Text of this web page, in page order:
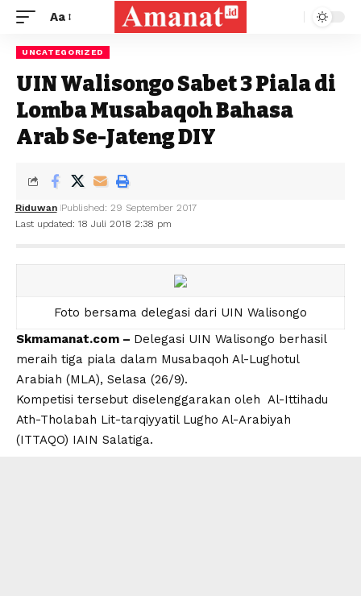
Aa
UNCATEGORIZED
UIN Walisongo Sabet 3 Piala di
Lomba Musabaqoh Bahasa
Arab Se-Jateng DIY
Last updated: 18 Juli 2018 2:38 pm
Riduwan Published: 29 September 2017
Foto bersama delegasi dari UIN Walisongo
Skmamanat.com – Delegasi UIN Walisongo berhasil
meraih tiga piala dalam Musabaqoh Al-Lughotul
Arabiah (MLA), Selasa (26/9).
Kompetisi tersebut diselenggarakan oleh Al-Ittihadu
Ath-Tholabah Lit-tarqiyyatil Lugho Al-Arabiyah
(ITTAQO) IAIN Salatiga.